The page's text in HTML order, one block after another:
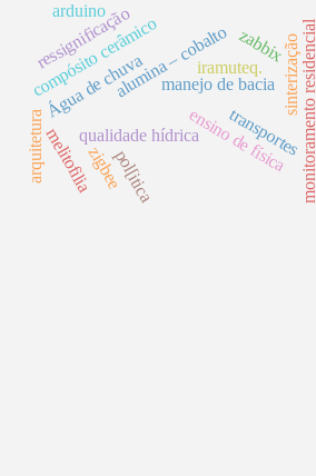
ensino de física
qualidade hídrica
manejo de bacia
compósito cerâmicoalumina – cobalto sinterizaçãomonitoramento residencial
zigbee
zabbix
pol[itica
Água de chuva
ressignificação
transportes
iramuteq.
melitofilia
arquitetura
arduino